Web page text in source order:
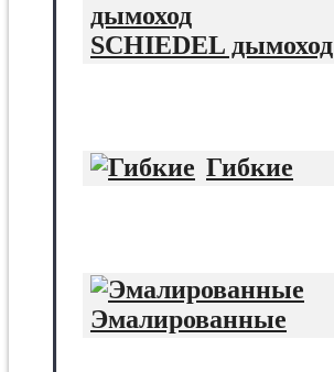
SCHIEDEL дымоход
Гибкие
Эмалированные